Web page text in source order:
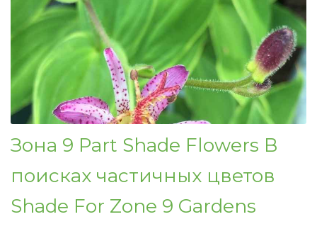
Зона 9 Part Shade Flowers В
поисках частичных цветов
Shade For Zone 9 Gardens